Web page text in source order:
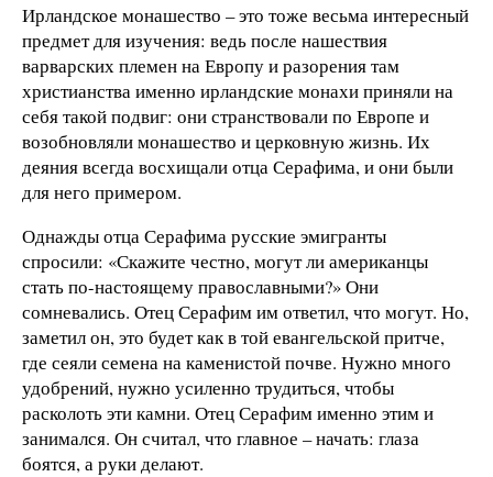
Ирландское монашество – это тоже весьма интересный
предмет для изучения: ведь после нашествия
варварских племен на Европу и разорения там
христианства именно ирландские монахи приняли на
себя такой подвиг: они странствовали по Европе и
возобновляли монашество и церковную жизнь. Их
деяния всегда восхищали отца Серафима, и они были
для него примером.
Однажды отца Серафима русские эмигранты
спросили: «Скажите честно, могут ли американцы
стать по-настоящему православными?» Они
сомневались. Отец Серафим им ответил, что могут. Но,
заметил он, это будет как в той евангельской притче,
где сеяли семена на каменистой почве. Нужно много
удобрений, нужно усиленно трудиться, чтобы
расколоть эти камни. Отец Серафим именно этим и
занимался. Он считал, что главное – начать: глаза
боятся, а руки делают.